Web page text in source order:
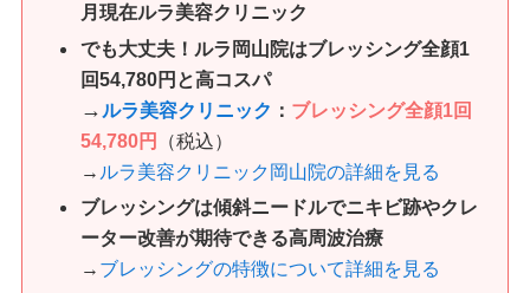
月現在ルラ美容クリニック
でも大丈夫！ルラ岡山院はブレッシング全顔1
回54,780円と高コスパ
→ ルラ美容クリニック ： ブレッシング全顔1回
54,780円
（税込）
→ ルラ美容クリニック岡山院の詳細を見る
ブレッシングは傾斜ニードルでニキビ跡やクレ
ーター改善が期待できる高周波治療
→ ブレッシングの特徴について詳細を見る